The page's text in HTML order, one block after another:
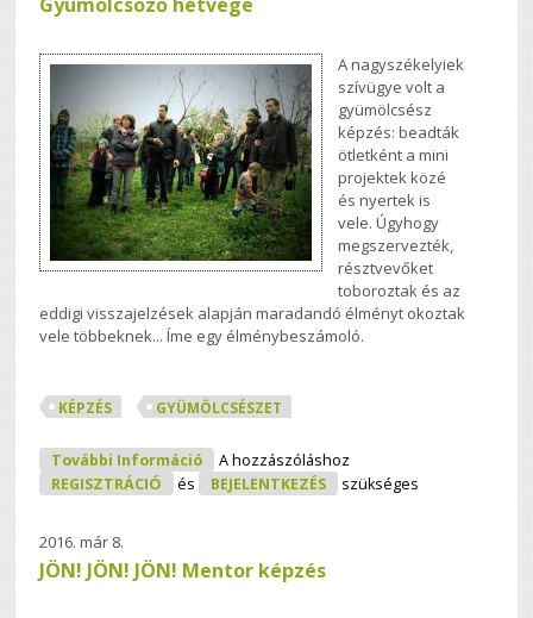
A nagyszékelyiek
szívügye volt a
gyümölcsész
képzés: beadták
ötletként a mini
projektek közé
és nyertek is
vele. Úgyhogy
megszervezték,
résztvevőket
toboroztak és az
eddigi visszajelzések alapján maradandó élményt okoztak
vele többeknek... Íme egy élménybeszámoló.
KÉPZÉS GYÜMÖLCSÉSZET
További Információ Gyümölcsöző Hétvége Tartalommal
Kapcsolatosan
A hozzászóláshoz
REGISZTRÁCIÓ
és BEJELENTKEZÉS szükséges
2016. már 8.
JÖN! JÖN! JÖN! Mentor képzés